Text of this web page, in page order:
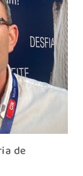
de